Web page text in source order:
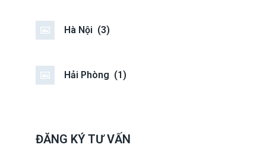
Hà Nội (3)
Hải Phòng (1)
ĐĂNG KÝ TƯ VẤN